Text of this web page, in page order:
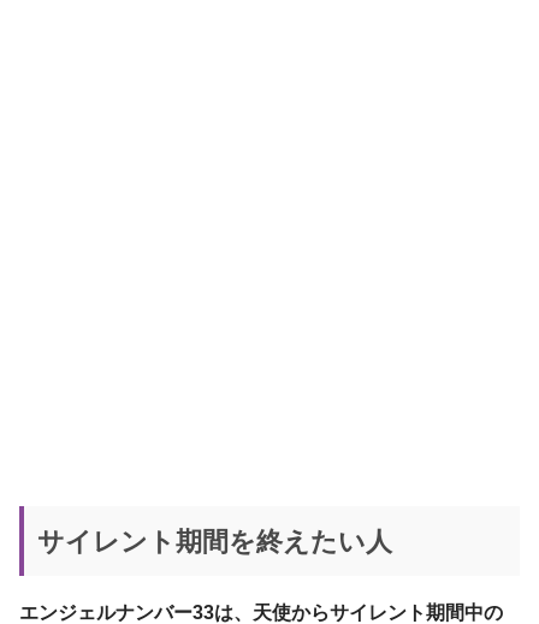
サイレント期間を終えたい人
エンジェルナンバー33は、天使からサイレント期間中の